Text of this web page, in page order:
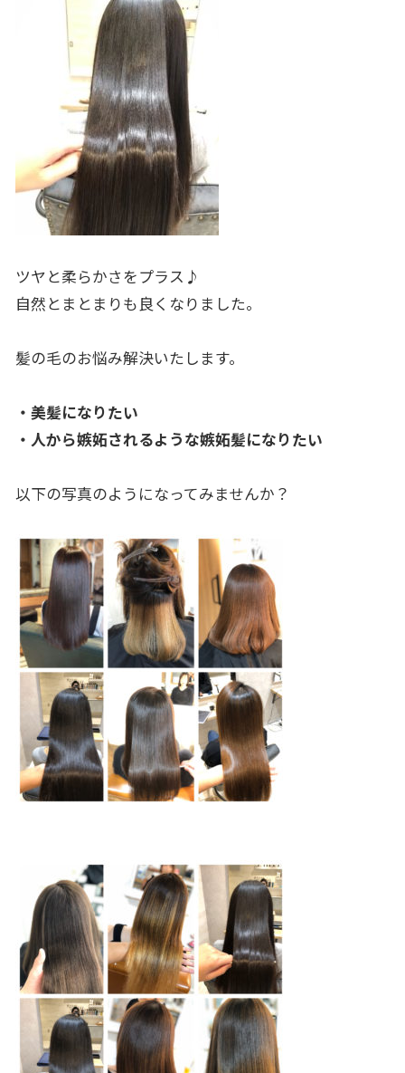
ツヤと柔らかさをプラス♪
自然とまとまりも良くなりました。
髪の毛のお悩み解決いたします。
・美髪になりたい
・人から嫉妬されるような嫉妬髪になりたい
以下の写真のようになってみませんか？